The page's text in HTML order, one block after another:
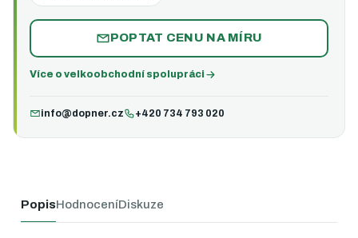
POPTAT CENU NA MÍRU
Více o velkoobchodní spolupráci
info@dopner.cz +420 734 793 020
PopisHodnoceníDiskuze